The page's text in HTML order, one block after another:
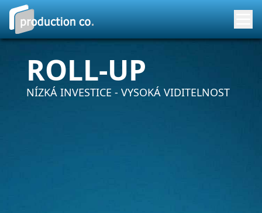
ROLL-UP
NÍZKÁ INVESTICE - VYSOKÁ VIDITELNOST